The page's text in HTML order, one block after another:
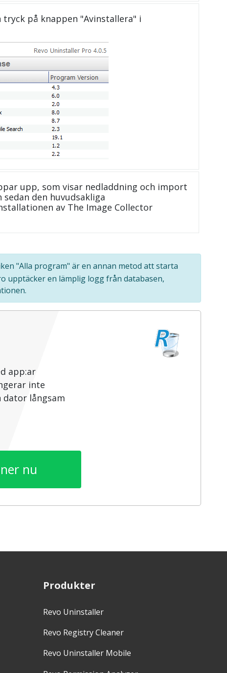
på knappen "Avinstallera" i
upp, som visar nedladdning och import
den huvudsakliga
av The Image Collector
"Alla program" är en annan metod att starta
upptäcker en lämplig logg från databasen,
app:ar
inte
dator långsam
nu
Produkter
Revo Uninstaller
Revo Registry Cleaner
Revo Uninstaller Mobile